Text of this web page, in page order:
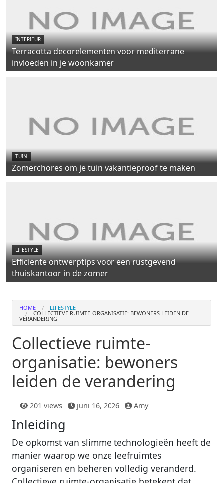
INTERIEUR
Terracotta decorelementen voor mediterrane
invloeden in je woonkamer
TUIN
Zomerchores om je tuin vakantieproof te maken
LIFESTYLE
Efficiënte ontwerptips voor een rustgevend
thuiskantoor in de zomer
HOME LIFESTYLE
COLLECTIEVE RUIMTE-ORGANISATIE: BEWONERS LEIDEN DE
VERANDERING
Collectieve ruimte-
organisatie: bewoners
leiden de verandering
201 views juni 16, 2026 Amy
Inleiding
De opkomst van slimme technologieën heeft de
manier waarop we onze leefruimtes
organiseren en beheren volledig veranderd.